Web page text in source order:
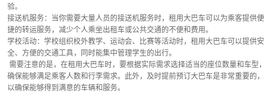
验。
接送机服务：当你需要大量人员的接送机服务时，租用大巴车可以为乘客提供便
捷的转运服务，减少个人乘坐出租车或公共交通的不便和费用。
学校活动：学校组织校外教学、运动会、比赛等活动时，租用大巴车可以提供安
全、方便的交通工具，同时能集中管理学生的出行。
需要注意的是，在租用大巴车时，要根据实际需求选择适当的座位数量和车型，
确保能够满足乘客人数和行李需求。此外，及时提前预订大巴车是非常重要的，
以确保能够得到满意的车辆和服务。